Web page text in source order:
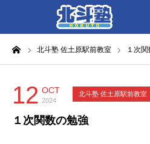
北斗塾 佐土原駅前教室 １次
12 OCT
2024
北斗塾 佐土原駅前教室
１次関数の勉強
HOME
各教室別に記事を見る
北斗塾／教室一覧